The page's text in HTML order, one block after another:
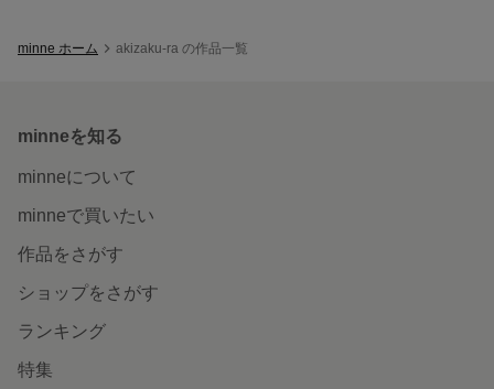
minne ホーム akizaku-ra の作品一覧
minneを知る
minneについて
minneで買いたい
作品をさがす
ショップをさがす
ランキング
特集